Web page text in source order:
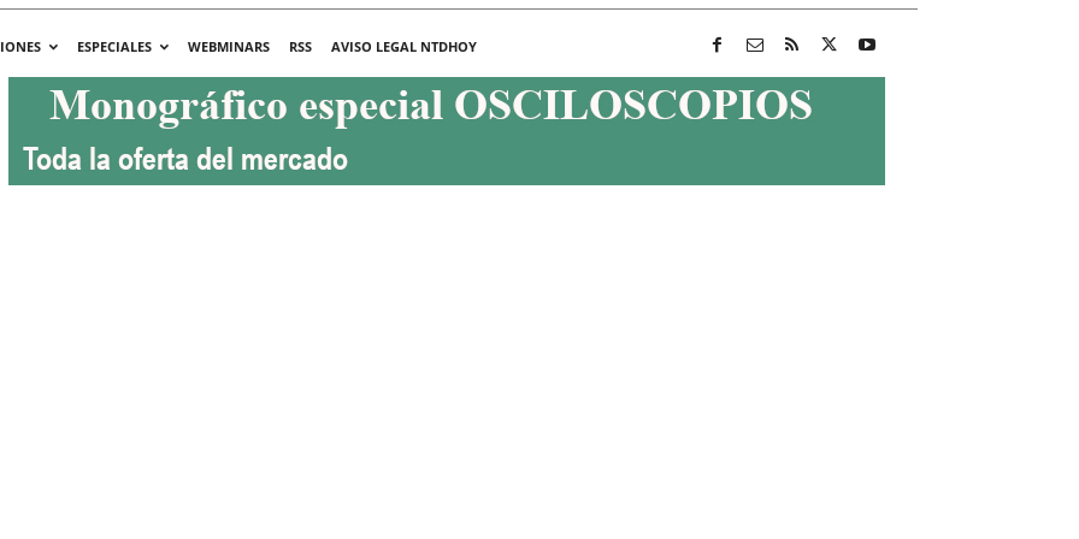
ESPECIALES WEBMINARS RSS
AVISO LEGAL NTDHOY